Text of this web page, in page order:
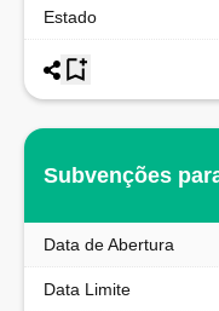
Estado
Subvenções
Data de Abertura
Data Limite